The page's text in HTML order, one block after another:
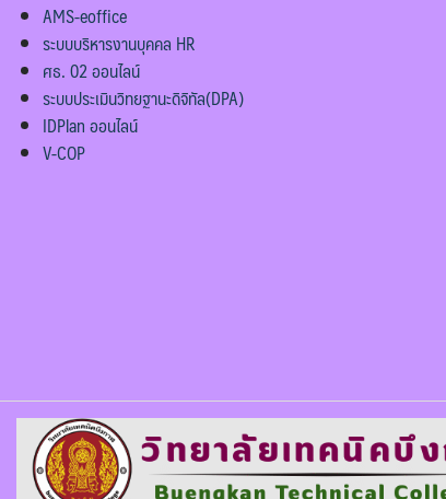
AMS-eoffice
ระบบบริหารงานบุคคล HR
ศธ. 02 ออนไลน์
ระบบประเมินวิทยฐานะดิจิทัล(DPA)
IDPlan ออนไลน์
V-COP